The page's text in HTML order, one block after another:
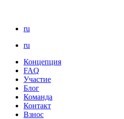
ru
ru
Концепция
FAQ
Участие
Блог
Команда
Контакт
Взнос